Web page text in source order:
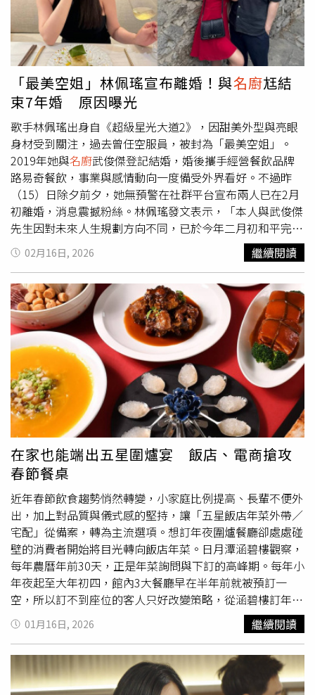
「最美空姐」林佩瑤宣布離婚！與名廚尪結
束7年婚 原因曝光
歌手林佩瑤出身自《超級星光大道2》，因甜美外型與亮眼
身材受到關注，過去曾任空服員，被封為「最美空姐」。
2019年她與名廚武俊傑登記結婚，婚後攜手經營餐飲品牌
路易奇餐飲，事業與感情動向一度備受外界看好。不過昨
（15）日除夕前夕，她無預警在社群平台宣布兩人已在2月
初離婚，消息震撼粉絲。林佩瑤發文表示，「本人與武俊傑
先生因對未來人生規劃方向不同，已於今年二月初和平完成
離婚程序。」她強調，這項決定是雙方經過理性溝通後所達
成的共識，彼此仍保有尊重與祝福。對於事業部分，她也說
明，兩人目前仍為路易奇餐飲的合夥人，未來將持續為品牌
與公司發展共同努力。至於婚變細節，她則表示不再另作回
應，感謝外界關心與理解。昨深夜，林佩瑤又在限時動態透
露，宣布離婚後有收到大家的關心，卻也遭到部分網友酸言
酸語，她高EQ表示「小年夜還在造口業的酸民們，我也是
謝謝你們特地私訊『關心』我喔！」林佩瑤宣布離婚。（圖
／翻攝IG／linpeiyao）
02月16日, 2026 繼續閱讀
在家也能端出五星圍爐宴 飯店、電商搶攻
春節餐桌
近年春節飲食趨勢悄然轉變，小家庭比例提高、長輩不便外
出，加上對品質與儀式感的堅持，讓「五星飯店年菜外帶／
宅配」從備案，轉為主流選項。想訂年夜圍爐餐廳卻處處碰
壁的消費者開始將目光轉向飯店年菜。日月潭涵碧樓觀察，
每年農曆年前30天，正是年菜詢問與下訂的高峰期。每年小
年夜起至大年初四，館內3大餐廳早在半年前就被預訂一
空，所以訂不到座位的客人只好改變策略，從涵碧樓訂年菜
回家吃，照樣可以吃到五星主廚的菜色，反而還少了趕場與
翻桌的壓力。涵碧樓開幕以來最受歡迎的菜色，包括「涵碧
魚頭王宴」「琉璃窯燉首烏雞」「富貴八珍映金蹄」「醬玉
蒜茸蒸鮮鮑」等。另外像是中餐廳「湖光軒」為最受客人喜
歡的餐廳，有不少受歡迎的必點菜品，如「埔里紹興東坡
01月16日, 2026 繼續閱讀